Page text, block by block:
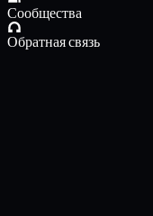
Сообщества
Обратная связь